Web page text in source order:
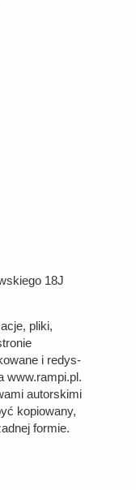
18J
pliki,
i re­dys­
www.rampi.pl.
autorskimi
kopiowany,
for­mie.